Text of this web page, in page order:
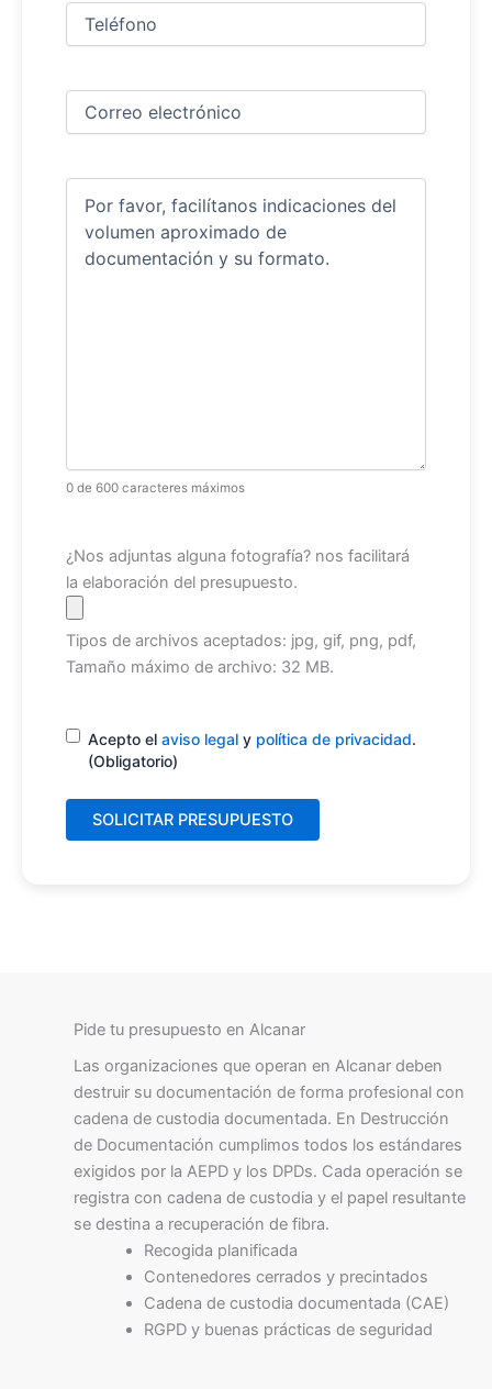
Teléfono
Correo
electrónico (Obligatorio)
Comentarios
0 de 600 caracteres máximos
Archivo
¿Nos adjuntas alguna fotografía? nos facilitará
la elaboración del presupuesto.
Tipos de archivos aceptados: jpg, gif, png, pdf,
Tamaño máximo de archivo: 32 MB.
Consentimiento(Obligatorio)
Acepto el aviso legal y política de privacidad.
(Obligatorio)
Pide tu presupuesto en Alcanar
Las organizaciones que operan en Alcanar deben
destruir su documentación de forma profesional con
cadena de custodia documentada. En Destrucción
de Documentación cumplimos todos los estándares
exigidos por la AEPD y los DPDs. Cada operación se
registra con cadena de custodia y el papel resultante
se destina a recuperación de fibra.
Recogida planificada
Contenedores cerrados y precintados
Cadena de custodia documentada (CAE)
RGPD y buenas prácticas de seguridad